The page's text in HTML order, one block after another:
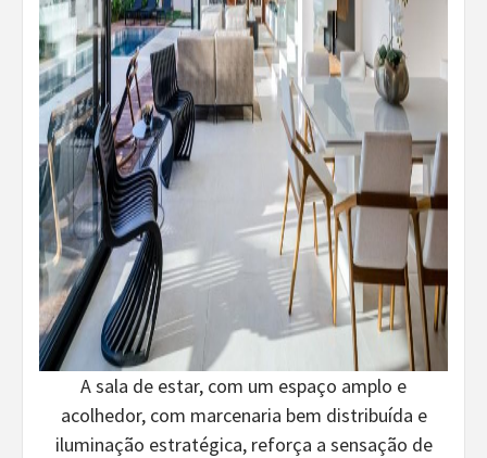
A sala de estar, com um espaço amplo e
acolhedor, com marcenaria bem distribuída e
iluminação estratégica, reforça a sensação de